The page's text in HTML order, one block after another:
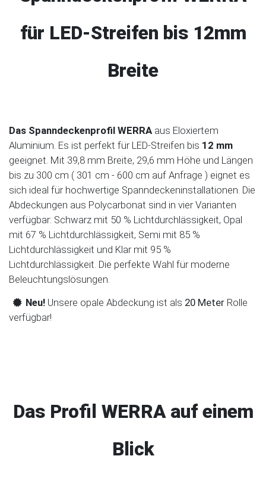
für LED-Streifen bis 12mm
Breite
Das Spanndeckenprofil WERRA aus Eloxiertem
Aluminium. Es ist perfekt für LED-Streifen bis 12 mm
geeignet. Mit 39,8 mm Breite, 29,6 mm Höhe und Längen
bis zu 300 cm ( 301 cm - 600 cm auf Anfrage ) eignet es
sich ideal für hochwertige Spanndeckeninstallationen. Die
Abdeckungen aus Polycarbonat sind in vier Varianten
verfügbar: Schwarz mit 50 % Lichtdurchlässigkeit, Opal
mit 67 % Lichtdurchlässigkeit, Semi mit 85 %
Lichtdurchlässigkeit und Klar mit 95 %
Lichtdurchlässigkeit. Die perfekte Wahl für moderne
Beleuchtungslösungen.
Neu! Unsere opale Abdeckung ist als 20 Meter Rolle
verfügbar!
Das Profil WERRA auf einem
Blick